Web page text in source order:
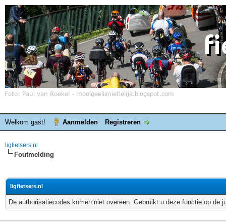
Welkom gast! Aanmelden Registreren
ligfietsers.nl
Foutmelding
ligfietsers.nl
De authorisatiecodes komen niet overeen. Gebruikt u deze functie op de